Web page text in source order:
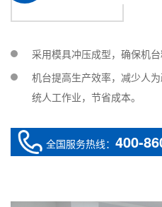
适用
自动贴
强腐蚀
性
适用
自动码
垛
易凝固
适用
自动缠
采用模具冲压成型，确保机台
机台提高生产效率，减少人
统人工作业，节省成本。
全国服务热线： 400-